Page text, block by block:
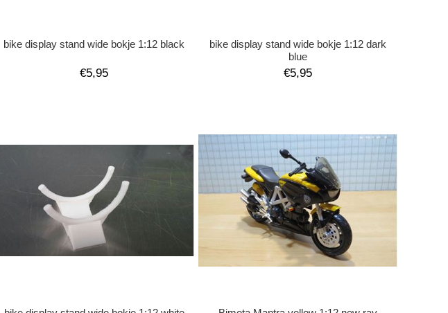
bike display stand wide bokje 1:12 black
€5,95
bike display stand wide bokje 1:12 dark
blue
€5,95